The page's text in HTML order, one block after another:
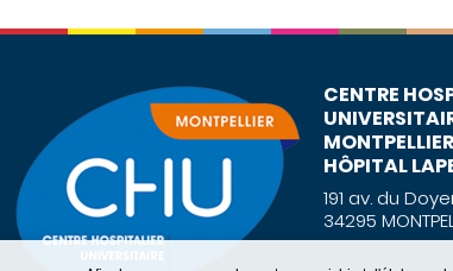
CENTRE
MONTPELLIER
HÔPITAL
191 av. du
34295